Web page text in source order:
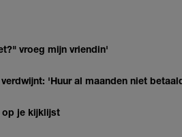
vroeg mijn vriendin'
'Huur al maanden niet
op je kijklijst